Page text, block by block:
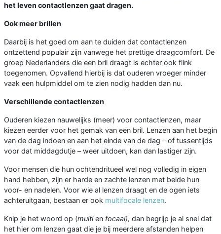
het leven contactlenzen gaat dragen.
Ook meer brillen
Daarbij is het goed om aan te duiden dat contactlenzen
ontzettend populair zijn vanwege het prettige draagcomfort. De
groep Nederlanders die een bril draagt is echter ook flink
toegenomen. Opvallend hierbij is dat ouderen vroeger minder
vaak een hulpmiddel om te zien nodig hadden dan nu.
Verschillende contactlenzen
Ouderen kiezen nauwelijks (meer) voor contactlenzen, maar
kiezen eerder voor het gemak van een bril. Lenzen aan het begin
van de dag indoen en aan het einde van de dag – of tussentijds
voor dat middagdutje – weer uitdoen, kan dan lastiger zijn.
Voor mensen die hun ochtendritueel wel nog volledig in eigen
hand hebben, zijn er harde en zachte lenzen met beide hun
voor- en nadelen. Voor wie al lenzen draagt en de ogen iets
achteruitgaan, bestaan er ook multifocale lenzen.
Knip je het woord op (multien focaal), dan begrijp je al snel dat
het hier om lenzen gaat die je bij meerdere afstanden helpen